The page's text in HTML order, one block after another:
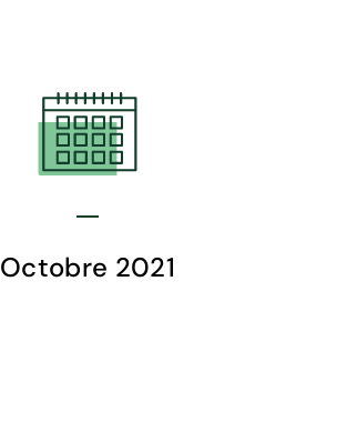
Octobre 2021